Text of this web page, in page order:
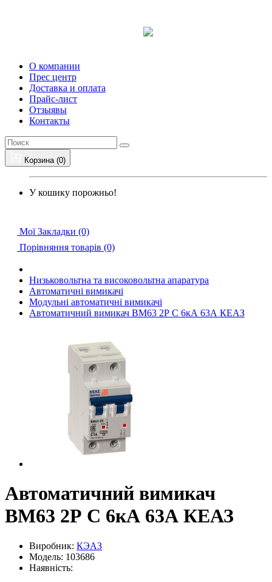
О компании
Прес центр
Доставка и оплата
Прайс-лист
Отзыявы
Контакты
Корзина (0)
У кошику порожньо!
Мої Закладки (0)
Порівняння товарів (0)
Низьковольтна та високовольтна апаратура
Автоматичні вимикачі
Модульні автоматичні вимикачі
Автоматичний вимикач ВМ63 2Р С 6кА 63А КЕАЗ
Автоматичний вимикач
ВМ63 2Р С 6кА 63А КЕАЗ
Виробник: КЭАЗ
Модель: 103686
Наявність: